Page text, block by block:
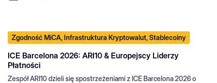
Zgodność MiCA, Infrastruktura Kryptowalut, Stablecoiny
ICE Barcelona 2026: ARI10 & Europejscy Liderzy
Płatności
Zespół ARI10 dzieli się spostrzeżeniami z ICE Barcelona 2026 o